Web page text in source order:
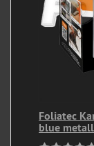
Foliatec
blue